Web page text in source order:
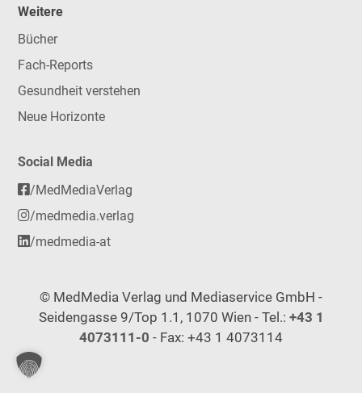
Weitere
Bücher
Fach-Reports
Gesundheit verstehen
Neue Horizonte
Social Media
/MedMediaVerlag
/medmedia.verlag
/medmedia-at
© MedMedia Verlag und Mediaservice GmbH -
Seidengasse 9/Top 1.1, 1070 Wien - Tel.: +43 1
4073111-0 - Fax: +43 1 4073114